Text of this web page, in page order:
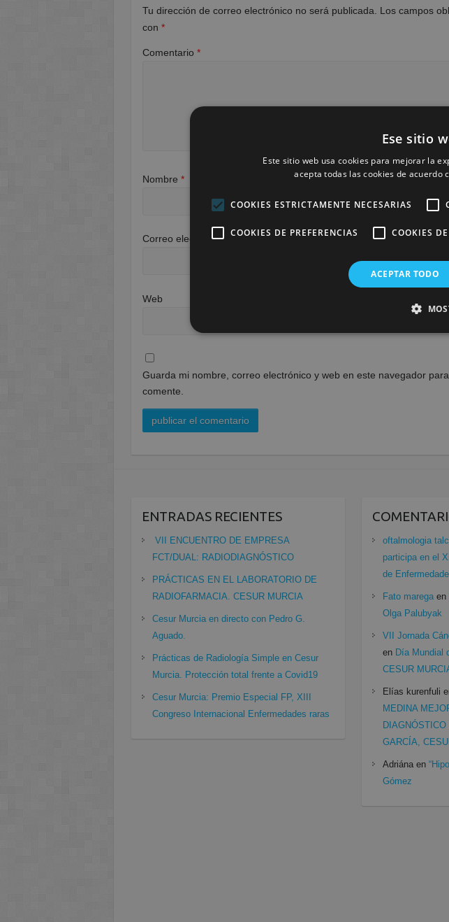
Tu dirección de correo electrónico no será publicada. Los campos
con*
Comentario*
Nombre*
Correo electrónico
Web
Guarda mi nombre, correo electrónico y web en este navegador
comente.
ENTRADAS RECIENTES
VII ENCUENTRO DE EMPRESA
FCT/DUAL: RADIODIAGNÓSTICO
PRÁCTICAS EN EL LABORATORIO DE
RADIOFARMACIA. CESUR MURCIA
Cesur Murcia en directo con Pedro G.
Aguado.
Prácticas de Radiología Simple en Cesur
Murcia. Protección total frente a Covid19
Cesur Murcia: Premio Especial FP, XIII
Congreso Internacional Enfermedades raras
oftalmologia
participa en el
de
Fato marega en
Olga Palubyak
VII Jornada
en Día Mundial
CESUR
Elías kurenfuli
MEDINA
GARCÍA,
Adriána en
Gómez
Ese sitio
Este sitio web usa cookies para mejorar la
acepta todas las cookies de acuerdo
COOKIES ESTRICTAMENTE NECESARIAS
COOKIES DE PREFERENCIAS COOKIES
ACEPTAR TODO